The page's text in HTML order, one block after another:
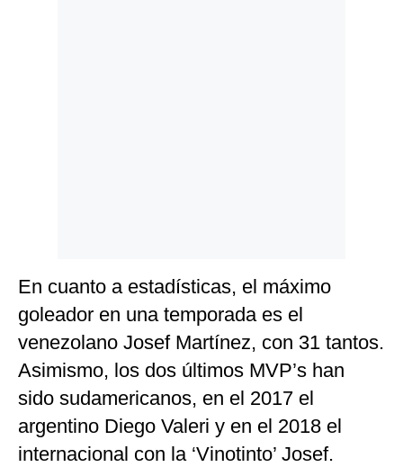
En cuanto a estadísticas, el máximo
goleador en una temporada es el
venezolano Josef Martínez, con 31 tantos.
Asimismo, los dos últimos MVP’s han
sido sudamericanos, en el 2017 el
argentino Diego Valeri y en el 2018 el
internacional con la ‘Vinotinto’ Josef.